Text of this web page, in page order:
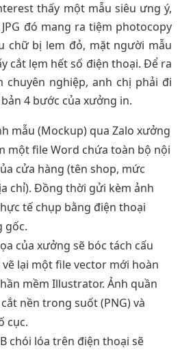
thấy một mẫu siêu ưng ý,
đó mang ra tiệm photocopy
chữ bị lem đỏ, mặt người mẫu
cắt lẹm hết số điện thoại. Để ra
chuyên nghiệp, anh chị phải đi
4 bước của xưởng in.
mẫu (Mockup) qua Zalo xưởng
một file Word chứa toàn bộ nội
cửa hàng (tên shop, mức
chỉ). Đồng thời gửi kèm ảnh
tế chụp bằng điện thoại
gốc.
của xưởng sẽ bóc tách cấu
lại một file vector mới hoàn
mềm Illustrator. Ảnh quần
nền trong suốt (PNG) và
cục.
chói lóa trên điện thoại sẽ